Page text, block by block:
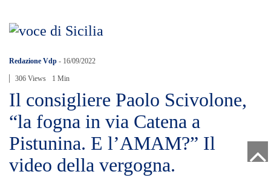
Redazione Vdp - 16/09/2022
306 Views 1 Min
Il consigliere Paolo Scivolone,
“la fogna in via Catena a
Pistunina. E l’AMAM?” Il
video della vergogna.